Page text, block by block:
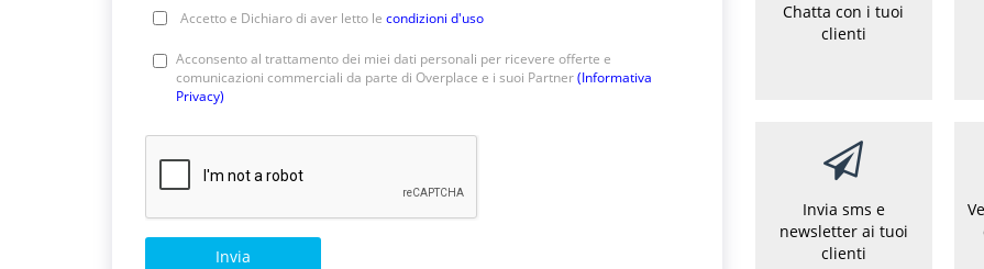
Accetto e Dichiaro di aver letto le condizioni d'uso
Acconsento al trattamento dei miei dati personali per ricevere offerte e
comunicazioni commerciali da parte di Overplace e i suoi Partner(Informativa
Privacy)
Invia
Chatta con i tuoi
clienti
Invia sms e
newsletter ai tuoi
clienti